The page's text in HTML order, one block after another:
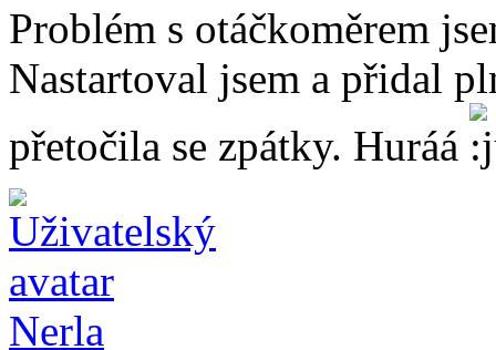
Problém s otáčkoměrem
Nastartoval jsem a přidal
přetočila se zpátky. Huráá
Nerla